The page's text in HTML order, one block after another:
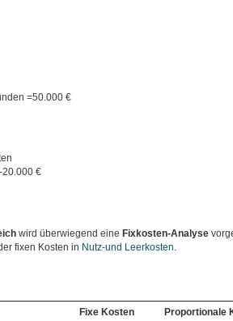
=50.000 €
20.000 €
wird überwiegend eine Fixkosten-Analyse
fixen Kosten in Nutz-und Leerkosten.
Fixe Kosten Proportionale